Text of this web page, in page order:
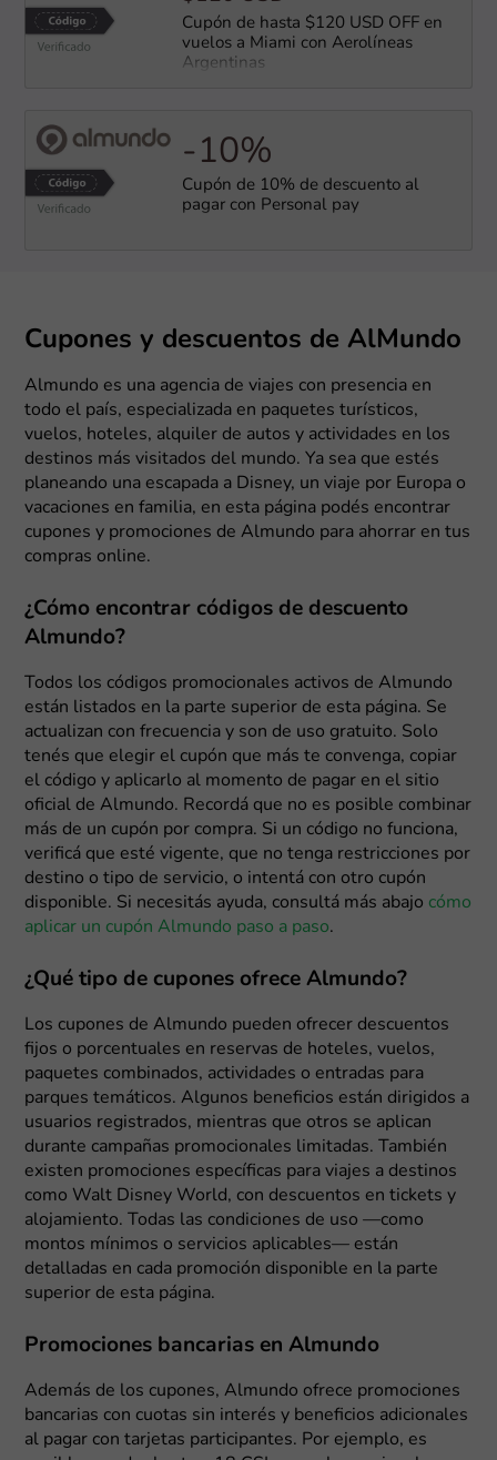
Cupón de hasta $120 USD OFF en
vuelos a Miami con Aerolíneas
Argentinas
-10%
Cupón de 10% de descuento al
pagar con Personal pay
Cupones y descuentos de AlMundo
Almundo es una agencia de viajes con presencia en
todo el país, especializada en paquetes turísticos,
vuelos, hoteles, alquiler de autos y actividades en los
destinos más visitados del mundo. Ya sea que estés
planeando una escapada a Disney, un viaje por Europa o
vacaciones en familia, en esta página podés encontrar
cupones y promociones de Almundo para ahorrar en tus
compras online.
¿Cómo encontrar códigos de descuento
Almundo?
Todos los códigos promocionales activos de Almundo
están listados en la parte superior de esta página. Se
actualizan con frecuencia y son de uso gratuito. Solo
tenés que elegir el cupón que más te convenga, copiar
el código y aplicarlo al momento de pagar en el sitio
oficial de Almundo. Recordá que no es posible combinar
más de un cupón por compra. Si un código no funciona,
verificá que esté vigente, que no tenga restricciones por
destino o tipo de servicio, o intentá con otro cupón
disponible. Si necesitás ayuda, consultá más abajo cómo
aplicar un cupón Almundo paso a paso.
¿Qué tipo de cupones ofrece Almundo?
Los cupones de Almundo pueden ofrecer descuentos
fijos o porcentuales en reservas de hoteles, vuelos,
paquetes combinados, actividades o entradas para
parques temáticos. Algunos beneficios están dirigidos a
usuarios registrados, mientras que otros se aplican
durante campañas promocionales limitadas. También
existen promociones específicas para viajes a destinos
como Walt Disney World, con descuentos en tickets y
alojamiento. Todas las condiciones de uso —como
montos mínimos o servicios aplicables— están
detalladas en cada promoción disponible en la parte
superior de esta página.
Promociones bancarias en Almundo
Además de los cupones, Almundo ofrece promociones
bancarias con cuotas sin interés y beneficios adicionales
al pagar con tarjetas participantes. Por ejemplo, es